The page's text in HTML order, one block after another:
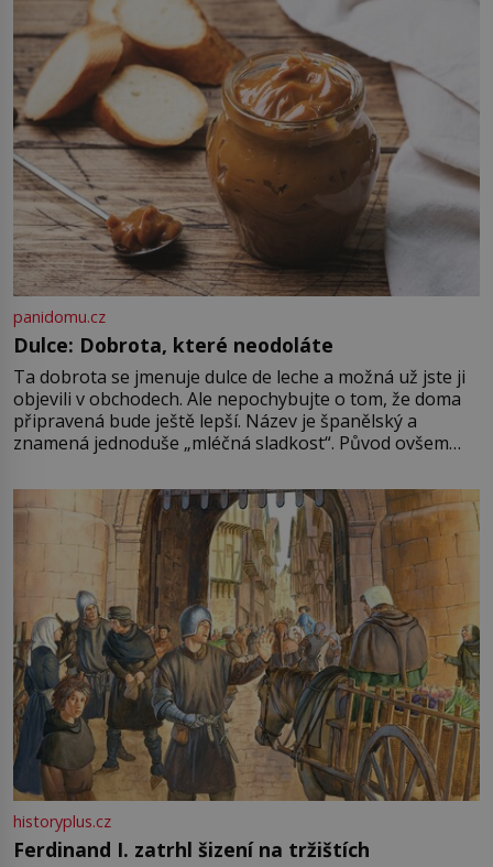
připomíná jeden z nejpodivnějších
a zároveň nejkrutějších zvyků […]
panidomu.cz
Dulce: Dobrota, které neodoláte
Ta dobrota se jmenuje dulce de leche a možná už jste ji
objevili v obchodech. Ale nepochybujte o tom, že doma
připravená bude ještě lepší. Název je španělský a
znamená jednoduše „mléčná sladkost“. Původ ovšem
pře hned několik latinskoamerických zemí a k tomu
Francie, kde se traduje,
historyplus.cz
Ferdinand I. zatrhl šizení na tržištích